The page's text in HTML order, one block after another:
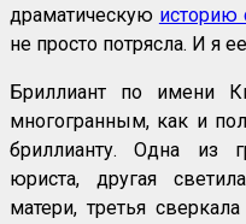
драматическую историю
не просто потрясла. И я
Бриллиант по имени
многогранным, как и
бриллианту. Одна из
юриста, другая
матери, третья сверкала